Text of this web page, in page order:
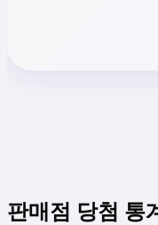
판매점 당첨 통